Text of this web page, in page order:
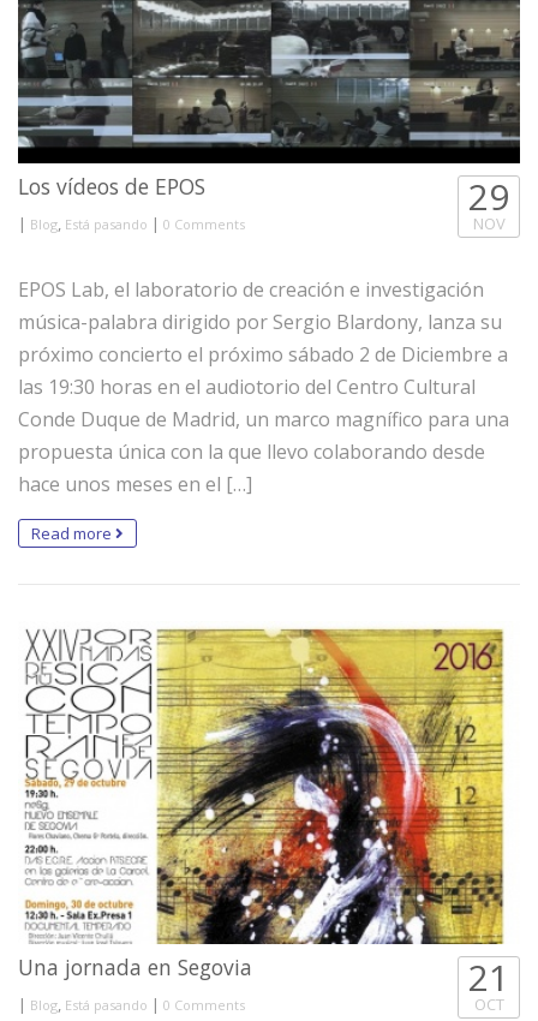
Los vídeos de EPOS
| Blog, Está pasando | 0 Comments
29
NOV
EPOS Lab, el laboratorio de creación e investigación
música-palabra dirigido por Sergio Blardony, lanza su
próximo concierto el próximo sábado 2 de Diciembre a
las 19:30 horas en el audiotorio del Centro Cultural
Conde Duque de Madrid, un marco magnífico para una
propuesta única con la que llevo colaborando desde
hace unos meses en el […]
Read more
Una jornada en Segovia
| Blog, Está pasando | 0 Comments
21
OCT